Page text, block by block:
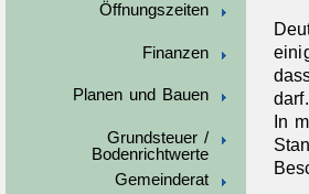
Öffnungszeiten
Finanzen
Planen und Bauen
Grundsteuer /
Bodenrichtwerte
Gemeinderat
darf.
In